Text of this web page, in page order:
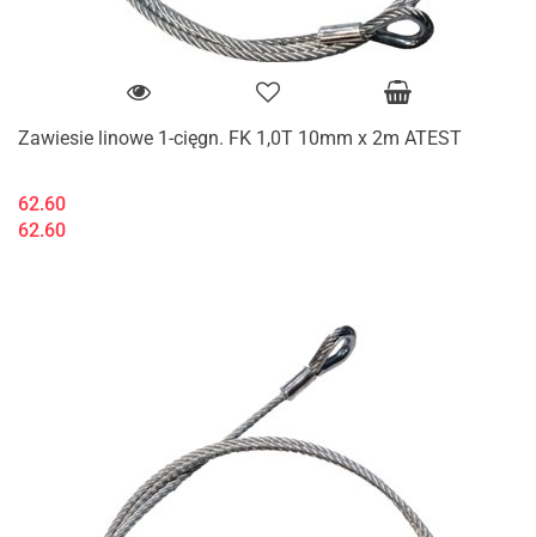
Zawiesie linowe 1-cięgn. FK 1,0T 10mm x 2m ATEST
62.60
62.60